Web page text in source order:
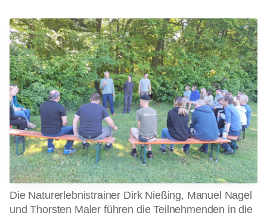
Die Naturerlebnistrainer Dirk Nießing, Manuel Nagel
und Thorsten Maler führen die Teilnehmenden in die